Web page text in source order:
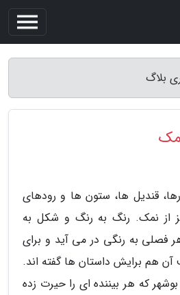
بلاگ
قندیل ها، ستون ها و رودهای
از نمک. رنگ به رنگ و شکل به
فصلی به رنگی در می آید و برای
هم برایش داستان ها گفته اند.
که هر بیننده ای را حیرت زده